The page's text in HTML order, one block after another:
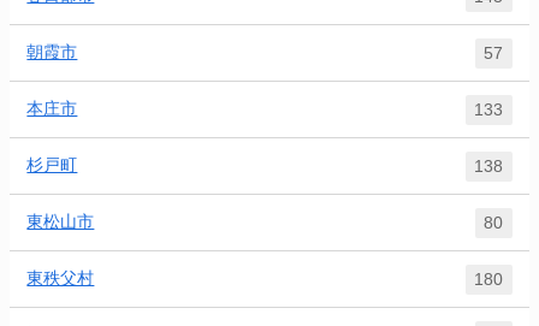
朝霞市 57
本庄市 133
杉戸町 138
東松山市 80
東秩父村 180